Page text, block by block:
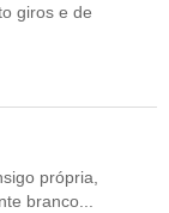
giros e de
própria,
branco...